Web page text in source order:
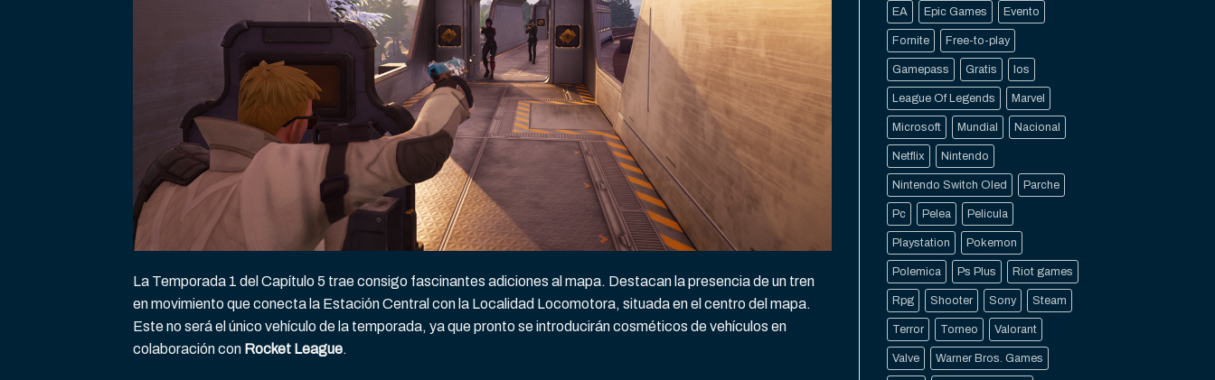
La Temporada 1 del Capítulo 5 trae consigo fascinantes adiciones al mapa. Destacan la presencia de un tren
en movimiento que conecta la Estación Central con la Localidad Locomotora, situada en el centro del mapa.
Este no será el único vehículo de la temporada, ya que pronto se introducirán cosméticos de vehículos en
colaboración con Rocket League.
EA Epic Games Evento
Fornite Free-to-play
Gamepass Gratis Ios
League Of Legends Marvel
Microsoft Mundial Nacional
Netflix Nintendo
Nintendo Switch Oled Parche
Pc Pelea Pelicula
Playstation Pokemon
Polemica Ps Plus Riot games
Rpg Shooter Sony Steam
Terror Torneo Valorant
Valve Warner Bros. Games